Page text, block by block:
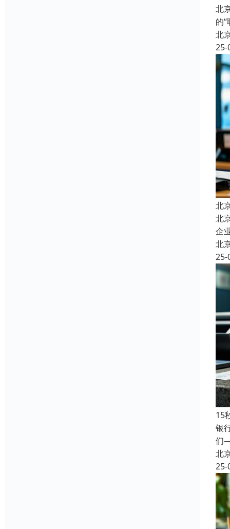
北
的
北
25-
北
北
企
北
25-
15
银
们
北
25-